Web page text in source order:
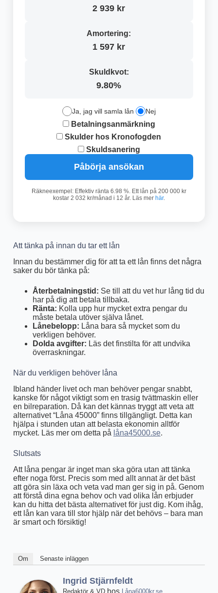
2 939 kr
Amortering:
1 597 kr
Skuldkvot:
9.80%
Ja, jag vill samla lån Nej
Betalningsanmärkning
Skulder hos Kronofogden
Skuldsanering
Påbörja ansökan
Räkneexempel: Effektiv ränta 6.98 %. Ett lån på 200 000 kr
kostar 2 032 kr/månad i 12 år. Läs mer här.
Att tänka på innan du tar ett lån
Innan du bestämmer dig för att ta ett lån finns det några
saker du bör tänka på:
Återbetalningstid: Se till att du vet hur lång tid du
har på dig att betala tillbaka.
Ränta: Kolla upp hur mycket extra pengar du
måste betala utöver själva lånet.
Lånebelopp: Låna bara så mycket som du
verkligen behöver.
Dolda avgifter: Läs det finstilta för att undvika
överraskningar.
När du verkligen behöver låna
Ibland händer livet och man behöver pengar snabbt,
kanske för något viktigt som en trasig tvättmaskin eller
en bilreparation. Då kan det kännas tryggt att veta att
alternativet “Låna 45000” finns tillgängligt. Detta kan
hjälpa i stunden utan att belasta ekonomin alltför
mycket. Läs mer om detta på låna45000.se.
Slutsats
Att låna pengar är inget man ska göra utan att tänka
efter noga först. Precis som med allt annat är det bäst
att göra sin läxa och veta vad man ger sig in på. Genom
att förstå dina egna behov och vad olika lån erbjuder
kan du hitta det bästa alternativet för just dig. Kom ihåg,
ett lån kan vara till stor hjälp när det behövs – bara man
är smart och försiktig!
Om Senaste inläggen
Ingrid Stjärnfeldt
Redaktör & VDhos Låna6000kr.se